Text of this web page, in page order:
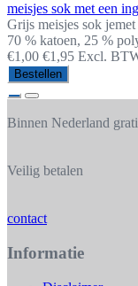
meisjes sok met een
Grijs meisjes sok
70 % katoen, 25 %
€1,00 €1,95 Excl.
Bestellen
Binnen Nederland
Veilig betalen
contact
Informatie